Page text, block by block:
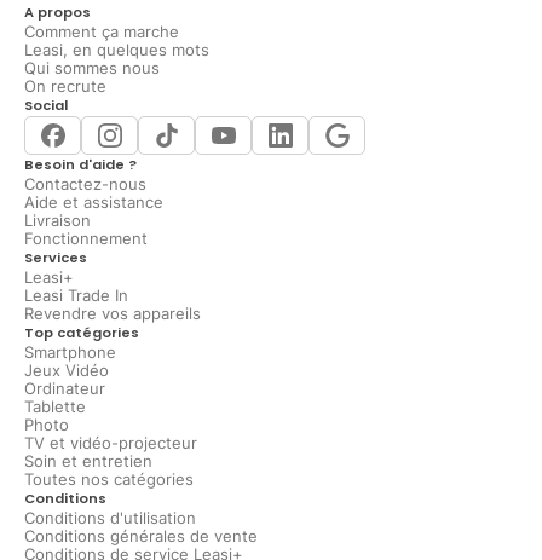
A propos
Comment ça marche
Leasi, en quelques mots
Qui sommes nous
On recrute
Social
Besoin d'aide ?
Contactez-nous
Aide et assistance
Livraison
Fonctionnement
Services
Leasi+
Leasi Trade In
Revendre vos appareils
Top catégories
Smartphone
Jeux Vidéo
Ordinateur
Tablette
Photo
TV et vidéo-projecteur
Soin et entretien
Toutes nos catégories
Conditions
Conditions d'utilisation
Conditions générales de vente
Conditions de service Leasi+